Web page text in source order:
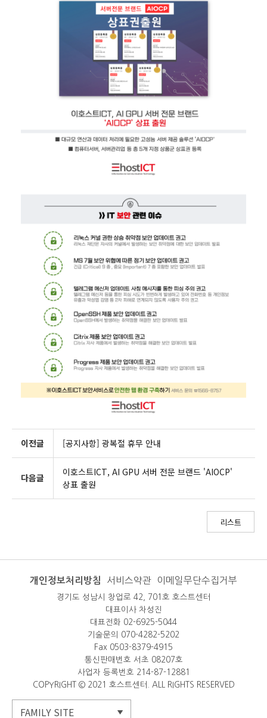
이전글 [공지사항] 광복절 휴무 안내
다음글
이호스트ICT, AI GPU 서버 전문 브랜드 'AIOCP'
상표 출원
리스트
개인정보처리방침 서비스약관 이메일무단수집거부
경기도 성남시 창업로 42, 701호 호스트센터
대표이사 차성진
대표전화 02-6925-5044
기술문의 070-4282-5202
Fax 0503-8379-4915
통신판매번호 서초 08207호
사업자 등록번호 214-87-12881
COPYRIGHT © 2021 호스트센터. ALL RIGHTS RESERVED
FAMILY SITE